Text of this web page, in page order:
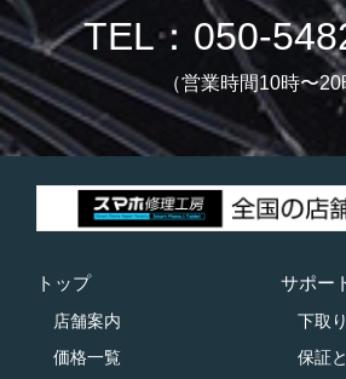
TEL：050-
（営業時間10時〜
トップ
店舗案内
価格一覧
サポー
下取り
保証